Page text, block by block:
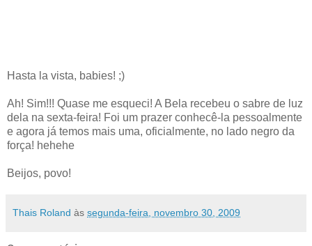
Hasta la vista, babies! ;)
Ah! Sim!!! Quase me esqueci! A Bela recebeu o sabre de luz
dela na sexta-feira! Foi um prazer conhecê-la pessoalmente
e agora já temos mais uma, oficialmente, no lado negro da
força! hehehe
Beijos, povo!
Thais Roland às segunda-feira, novembro 30, 2009